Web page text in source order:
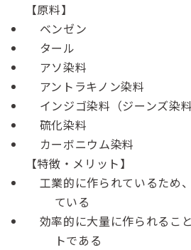
【原料】
ベンゼン
タール
アソ染料
アントラキノン染料
インジゴ染料（ジーンズ染料
硫化染料
カーボニウム染料
【特徴・メリット】
工業的に作られているため
ている
効率的に大量に作られるこ
トである